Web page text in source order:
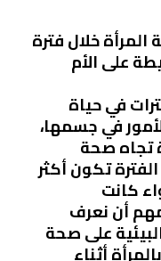
المرأة خلال فترة
على الأم
في حياة
في جسمها،
تجاه صحة
تكون أكثر
كانت
أن نعرف
على صحة
أثناء